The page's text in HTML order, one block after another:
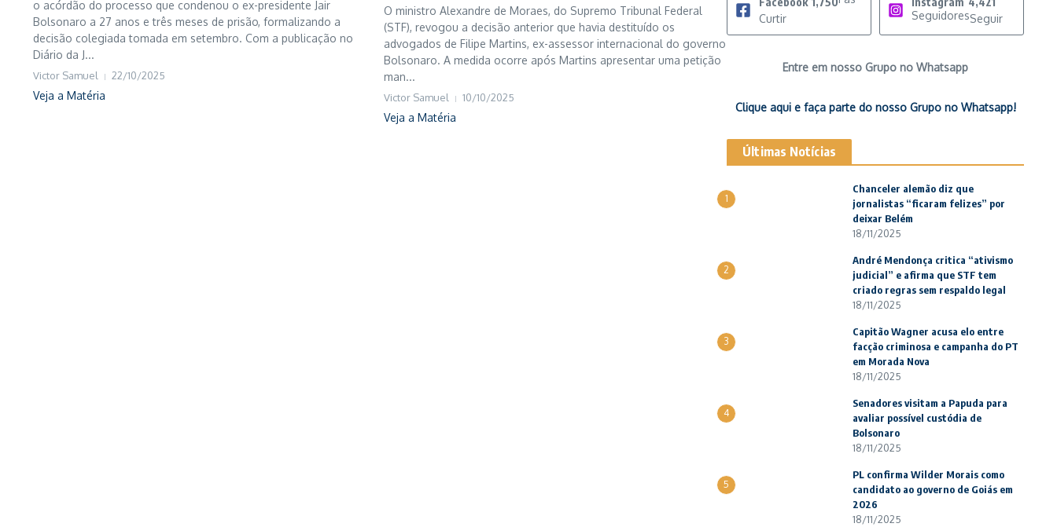
o acórdão do processo que condenou o ex-presidente Jair
Bolsonaro a 27 anos e três meses de prisão, formalizando a
decisão colegiada tomada em setembro. Com a publicação no
Diário da J...
Victor Samuel 22/10/2025
Veja a Matéria
O ministro Alexandre de Moraes, do Supremo Tribunal Federal
(STF), revogou a decisão anterior que havia destituído os
advogados de Filipe Martins, ex-assessor internacional do governo
Bolsonaro. A medida ocorre após Martins apresentar uma petição
man...
Victor Samuel 10/10/2025
Veja a Matéria
Curtir
SeguidoresSeguir
Entre em nosso Grupo no Whatsapp
Clique aqui e faça parte do nosso Grupo no Whatsapp!
Últimas Notícias
1
Chanceler alemão diz que
jornalistas “ficaram felizes” por
deixar Belém
18/11/2025
2
André Mendonça critica “ativismo
judicial” e afirma que STF tem
criado regras sem respaldo legal
18/11/2025
3
Capitão Wagner acusa elo entre
facção criminosa e campanha do PT
em Morada Nova
18/11/2025
4
Senadores visitam a Papuda para
avaliar possível custódia de
Bolsonaro
18/11/2025
5
PL confirma Wilder Morais como
candidato ao governo de Goiás em
2026
18/11/2025